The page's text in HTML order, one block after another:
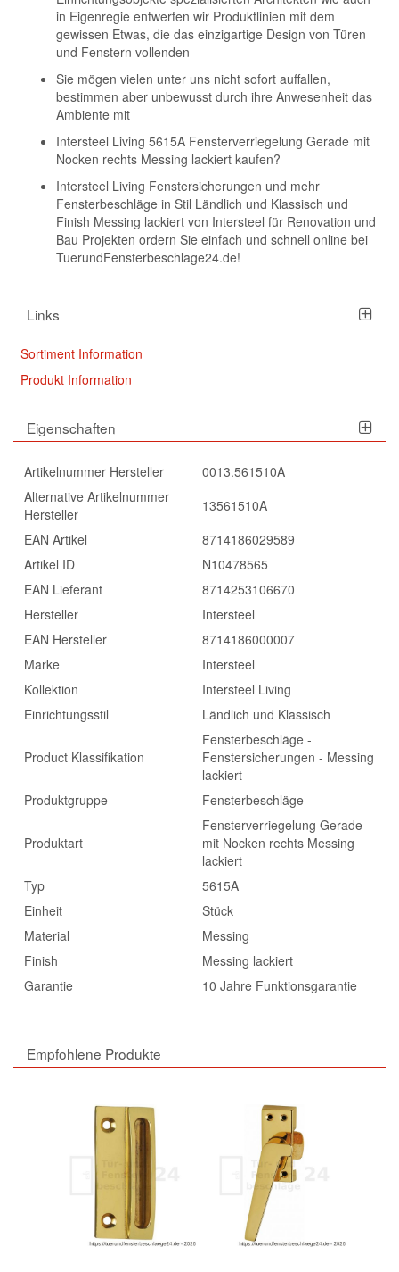
in Eigenregie entwerfen wir Produktlinien mit dem
gewissen Etwas, die das einzigartige Design von Türen
und Fenstern vollenden
Sie mögen vielen unter uns nicht sofort auffallen,
bestimmen aber unbewusst durch ihre Anwesenheit das
Ambiente mit
Intersteel Living 5615A Fensterverriegelung Gerade mit
Nocken rechts Messing lackiert kaufen?
Intersteel Living Fenstersicherungen und mehr
Fensterbeschläge in Stil Ländlich und Klassisch und
Finish Messing lackiert von Intersteel für Renovation und
Bau Projekten ordern Sie einfach und schnell online bei
TuerundFensterbeschlage24.de!
Links
Sortiment Information
Produkt Information
Eigenschaften
Artikelnummer Hersteller
0013.561510A
Alternative Artikelnummer
Hersteller
13561510A
EAN Artikel
8714186029589
Artikel ID
N10478565
EAN Lieferant
8714253106670
Hersteller
Intersteel
EAN Hersteller
8714186000007
Marke
Intersteel
Kollektion
Intersteel Living
Einrichtungsstil
Ländlich und Klassisch
Product Klassifikation
Fensterbeschläge -
Fenstersicherungen - Messing
lackiert
Produktgruppe
Fensterbeschläge
Produktart
Fensterverriegelung Gerade
mit Nocken rechts Messing
lackiert
Typ
5615A
Einheit
Stück
Material
Messing
Finish
Messing lackiert
Garantie
10 Jahre Funktionsgarantie
Empfohlene Produkte